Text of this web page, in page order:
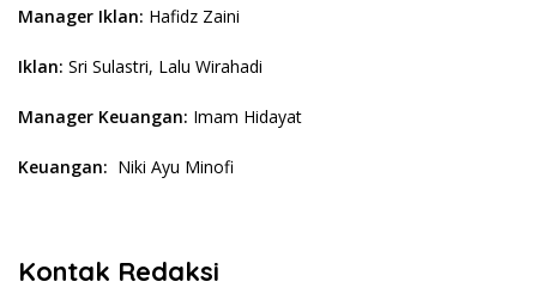
Manager Iklan: Hafidz Zaini
Iklan: Sri Sulastri, Lalu Wirahadi
Manager Keuangan: Imam Hidayat
Keuangan: Niki Ayu Minofi
Kontak Redaksi